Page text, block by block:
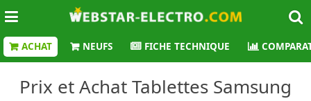
ACHAT NEUFS FICHE TECHNIQUE
Prix et Achat Tablettes Samsung